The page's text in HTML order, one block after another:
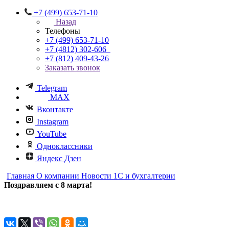
+7 (499) 653-71-10
Назад
Телефоны
+7 (499) 653-71-10
+7 (4812) 302-606
+7 (812) 409-43-26
Заказать звонок
Telegram
MAX
Вконтакте
Instagram
YouTube
Одноклассники
Яндекс Дзен
Главная О компании Новости 1С и бухгалтерии
Поздравляем с 8 марта!